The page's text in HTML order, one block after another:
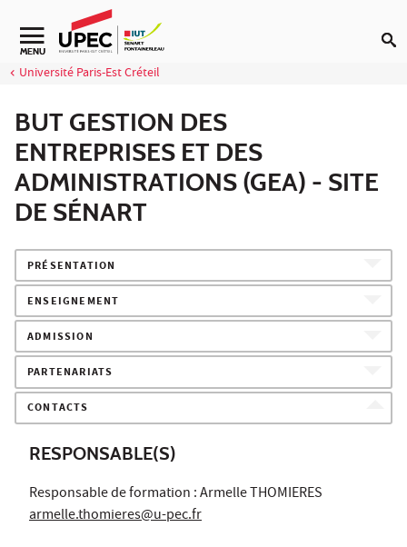
Aller au contenu
Navigation secondaire
MENU
Université Paris-Est Créteil
BUT GESTION DES
ENTREPRISES ET DES
ADMINISTRATIONS (GEA) - SITE
DE SÉNART
PRÉSENTATION
ENSEIGNEMENT
ADMISSION
PARTENARIATS
CONTACTS
RESPONSABLE(S)
Responsable de formation : Armelle THOMIERES
armelle.thomieres@u-pec.fr